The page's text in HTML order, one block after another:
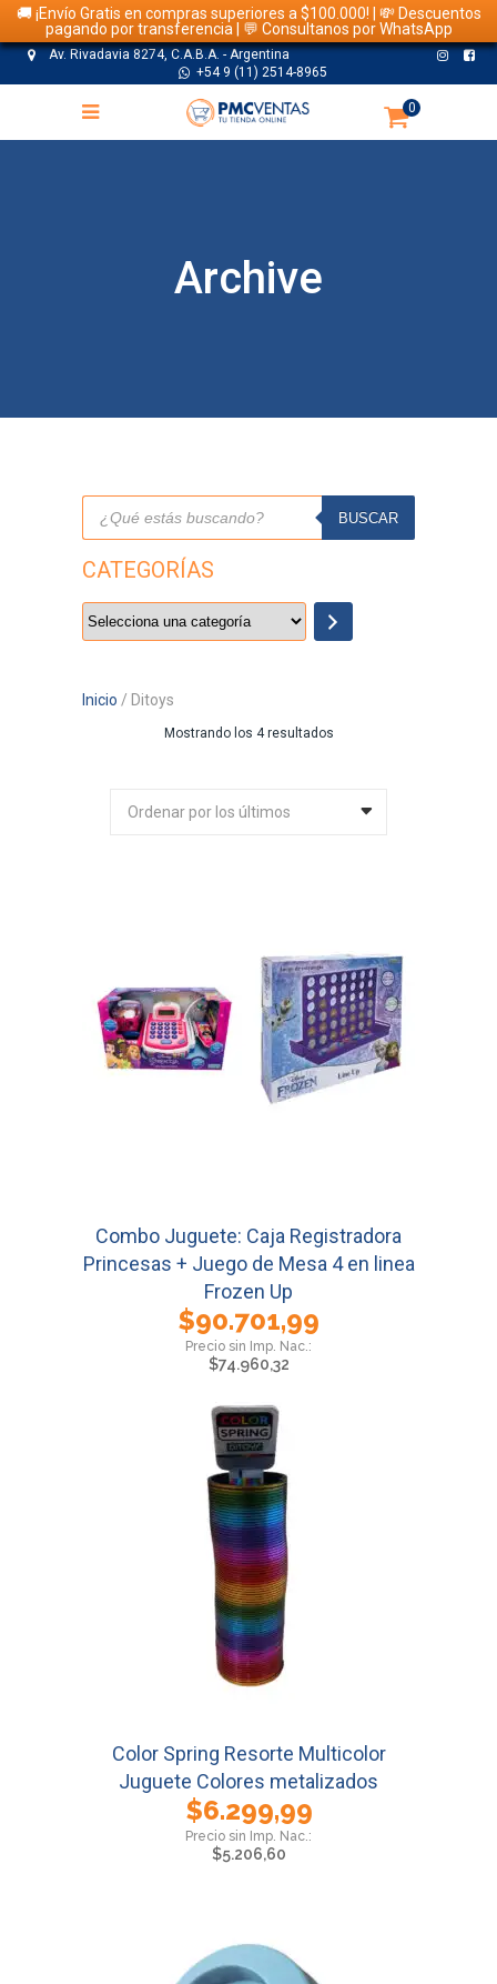
🚚 ¡Envío Gratis en compras superiores a $100.000! | 💸 Descuentos
pagando por transferencia | 💬 Consultanos por WhatsApp
Av. Rivadavia 8274, C.A.B.A. - Argentina
+54 9 (11) 2514-8965
0
Archive
Búsqueda
productos
BUSCAR
CATEGORÍAS
Selecciona
una
Inicio / Ditoys
Mostrando los 4 resultadosOrdenado
Ordenar por los últimos
Combo Juguete: Caja Registradora
Princesas + Juego de Mesa 4 en linea
Frozen Up
$90.701,99
$74.960,32
Color Spring Resorte Multicolor
Juguete Colores metalizados
$6.299,99
$5.206,60